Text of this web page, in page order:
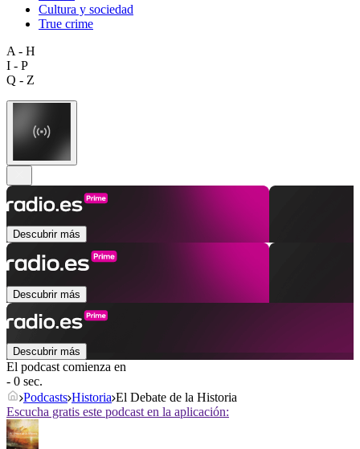
Cultura y sociedad
True crime
A - H
I - P
Q - Z
Descubrir más
Descubrir más
Descubrir más
El podcast comienza en
- 0 sec.
Podcasts Historia El Debate de la Historia
Escucha gratis este podcast en la aplicación: